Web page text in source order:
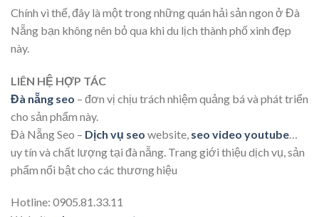
Chính vì thế, đây là một trong những quán hải sản ngon ở Đà
Nẵng bạn không nên bỏ qua khi du lịch thành phố xinh đẹp
này.
LIÊN HỆ HỢP TÁC
Đà nẵng seo – đơn vị chịu trách nhiệm quảng bá và phát triển
cho sản phẩm này.
Đà Nẵng Seo – Dịch vụ seo website, seo video youtube
uy tín và chất lượng tại đà nẵng. Trang giới thiệu dịch vụ, sản
phẩm nổi bật cho các thương hiệu
Hotline: 0905.81.33.11